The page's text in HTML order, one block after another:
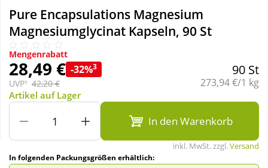
Sanitätshaus
Sport & Fitness
Tierbedarf
Pure Encapsulations Magnesium
Magnesiumglycinat Kapseln, 90 St
Mengenrabatt
28,49 € -32%3
UVP¹ 42,20 €
90 St
Grundpreis:
273,94 €/1 kg
Artikel auf Lager
In den Warenkorb
inkl. MwSt. zzgl.Versand
In folgenden Packungsgrößen erhältlich: